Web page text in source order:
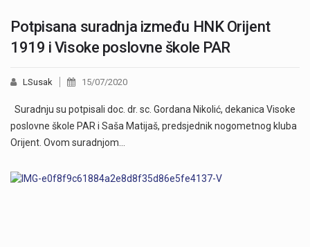
Potpisana suradnja između HNK Orijent
1919 i Visoke poslovne škole PAR
LSusak 15/07/2020
Suradnju su potpisali doc. dr. sc. Gordana Nikolić, dekanica Visoke
poslovne škole PAR i Saša Matijaš, predsjednik nogometnog kluba
Orijent. Ovom suradnjom…